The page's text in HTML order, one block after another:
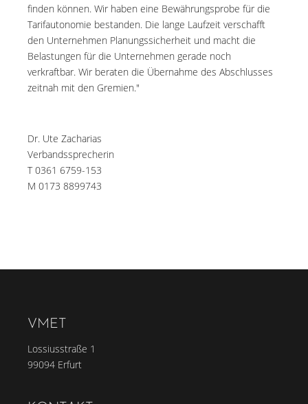
finden können. Wir haben eine Bewährungsprobe für die
Tarifautonomie bestanden. Die lange Laufzeit verschafft
den Unternehmen Planungssicherheit und macht die
Belastungen für die Unternehmen gerade noch
verkraftbar. Wir beraten die Übernahme des Abschlusses
zeitnah mit den Gremien."
Dr. Ute Zacharias
Verbandssprecherin
T 0361 6759-153
M 0173 8899743
VMET
Lossiusstraße 1
99094 Erfurt